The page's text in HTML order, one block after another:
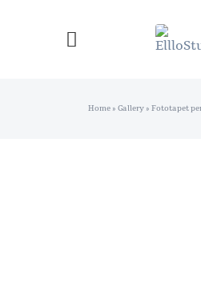
Toggle
Home»Gallery»Fototapet